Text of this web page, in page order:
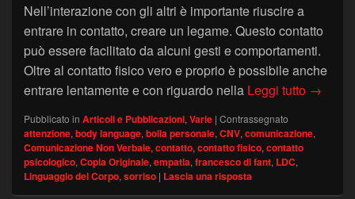
Nell’interazione con gli altri è importante riuscire a
entrare in contatto, creare un legame. Questo contatto
può essere facilitato da alcuni gesti e comportamenti.
Oltre al contatto fisico vero e proprio è possibile anche
entrare lentamente e con riguardo nella Leggi tutto Creare
→
Pubblicato in Articoli e Pubblicazioni, Varie | Contrassegnato
attenzione, body language, bolla personale, CNV, comunicazione,
Comunicazione Non Verbale, contatto, contatto fisico, contatto
psicologico, Copia Originale, empatia, francesco di fant, LDC,
Linguaggio del Corpo, sorriso | Lascia una risposta